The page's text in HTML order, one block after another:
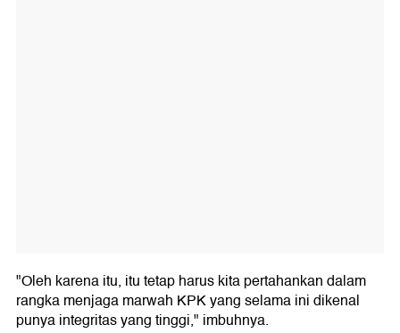
"Oleh karena itu, itu tetap harus kita pertahankan dalam
rangka menjaga marwah KPK yang selama ini dikenal
punya integritas yang tinggi," imbuhnya.